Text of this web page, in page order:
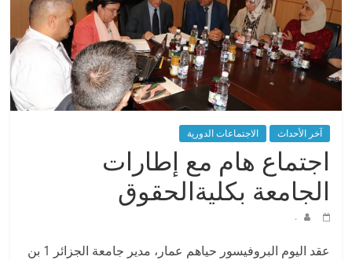
آخر الأحداث الاجتماعات الدورية
اجتماع هام مع إطارات
الجامعة بكليةالحقوق
.
عقد اليوم البروفيسور حياهم عمار، مدير جامعة الجزائر 1 بن